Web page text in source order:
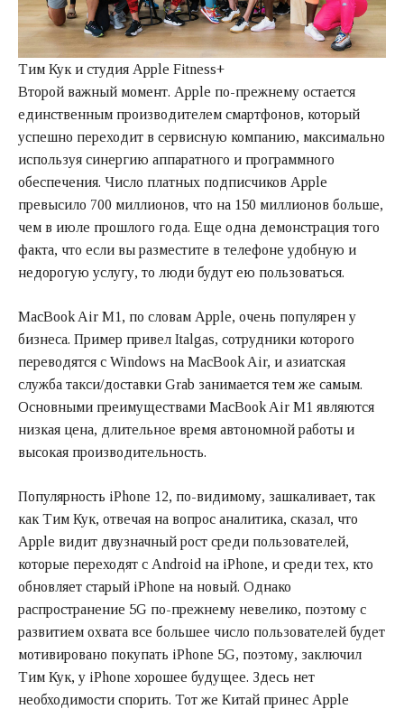
Тим Кук и студия Apple Fitness+
Второй важный момент. Apple по-прежнему остается
единственным производителем смартфонов, который
успешно переходит в сервисную компанию, максимально
используя синергию аппаратного и программного
обеспечения. Число платных подписчиков Apple
превысило 700 миллионов, что на 150 миллионов больше,
чем в июле прошлого года. Еще одна демонстрация того
факта, что если вы разместите в телефоне удобную и
недорогую услугу, то люди будут ею пользоваться.
MacBook Air M1, по словам Apple, очень популярен у
бизнеса. Пример привел Italgas, сотрудники которого
переводятся с Windows на MacBook Air, и азиатская
служба такси/доставки Grab занимается тем же самым.
Основными преимуществами MacBook Air M1 являются
низкая цена, длительное время автономной работы и
высокая производительность.
Популярность iPhone 12, по-видимому, зашкаливает, так
как Тим Кук, отвечая на вопрос аналитика, сказал, что
Apple видит двузначный рост среди пользователей,
которые переходят с Android на iPhone, и среди тех, кто
обновляет старый iPhone на новый. Однако
распространение 5G по-прежнему невелико, поэтому с
развитием охвата все большее число пользователей будет
мотивировано покупать iPhone 5G, поэтому, заключил
Тим Кук, у iPhone хорошее будущее. Здесь нет
необходимости спорить. Тот же Китай принес Apple